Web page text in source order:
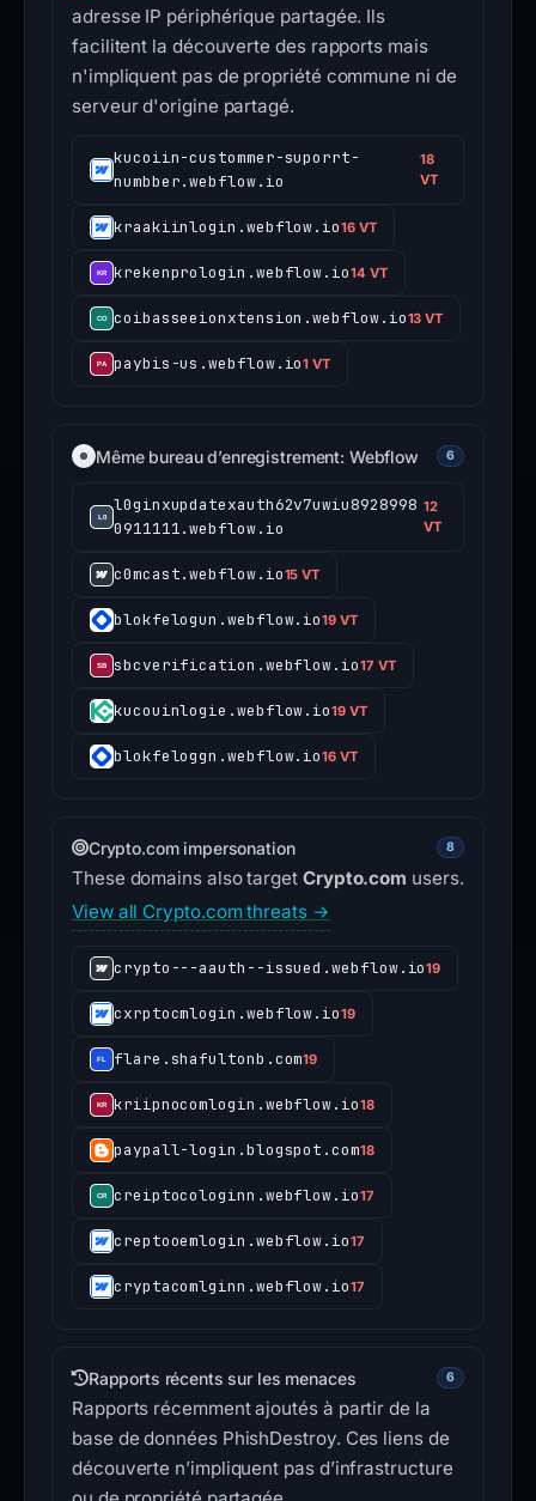
adresse IP périphérique partagée. Ils
facilitent la découverte des rapports mais
n'impliquent pas de propriété commune ni de
serveur d'origine partagé.
kucoiin-custommer-suporrt-
numbber.webflow.io
18
VT
kraakiinlogin.webflow.io16 VT
krekenprologin.webflow.io14 VT
coibasseeionxtension.webflow.io13 VT
paybis-us.webflow.io1 VT
Même bureau d’enregistrement: Webflow 6
l0ginxupdatexauth62v7uwiu8928998
0911111.webflow.io
12
VT
c0mcast.webflow.io15 VT
blokfelogun.webflow.io19 VT
sbcverification.webflow.io17 VT
kucouinlogie.webflow.io19 VT
blokfeloggn.webflow.io16 VT
Crypto.com impersonation 8
These domains also target Crypto.com users.
View all Crypto.com threats →
crypto---aauth--issued.webflow.io19
cxrptocmlogin.webflow.io19
flare.shafultonb.com19
kriipnocomlogin.webflow.io18
paypall-login.blogspot.com18
creiptocologinn.webflow.io17
creptooemlogin.webflow.io17
cryptacomlginn.webflow.io17
Rapports récents sur les menaces 6
Rapports récemment ajoutés à partir de la
base de données PhishDestroy. Ces liens de
découverte n’impliquent pas d’infrastructure